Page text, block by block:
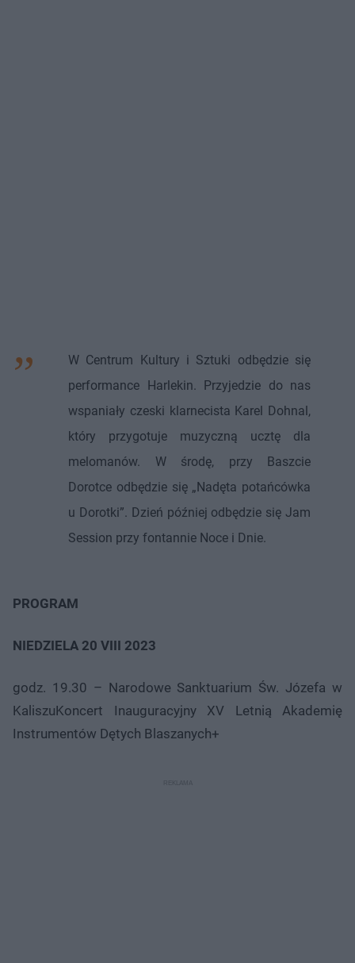
W Centrum Kultury i Sztuki odbędzie się
performance Harlekin. Przyjedzie do nas
wspaniały czeski klarnecista Karel Dohnal,
który przygotuje muzyczną ucztę dla
melomanów. W środę, przy Baszcie
Dorotce odbędzie się „Nadęta potańcówka
u Dorotki”. Dzień później odbędzie się Jam
Session przy fontannie Noce i Dnie.
PROGRAM
NIEDZIELA 20 VIII 2023
godz. 19.30 – Narodowe Sanktuarium Św. Józefa w
KaliszuKoncert Inauguracyjny XV Letnią Akademię
Instrumentów Dętych Blaszanych+